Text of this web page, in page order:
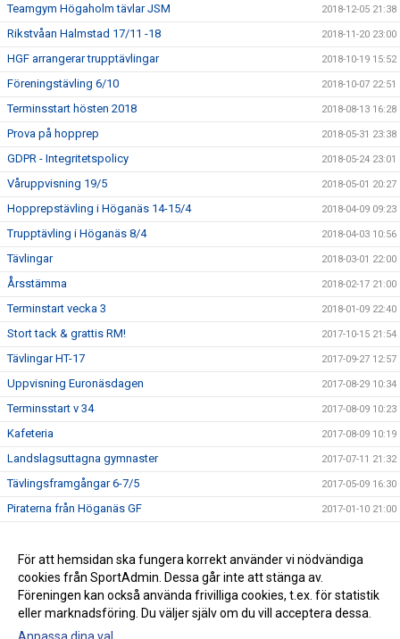
Teamgym Högaholm tävlar JSM 2018-12-05 21:38
Rikstvåan Halmstad 17/11 -18 2018-11-20 23:00
HGF arrangerar trupptävlingar 2018-10-19 15:52
Föreningstävling 6/10 2018-10-07 22:51
Terminsstart hösten 2018 2018-08-13 16:28
Prova på hopprep 2018-05-31 23:38
GDPR - Integritetspolicy 2018-05-24 23:01
Våruppvisning 19/5 2018-05-01 20:27
Hopprepstävling i Höganäs 14-15/4 2018-04-09 09:23
Trupptävling i Höganäs 8/4 2018-04-03 10:56
Tävlingar 2018-03-01 22:00
Årsstämma 2018-02-17 21:00
Terminstart vecka 3 2018-01-09 22:40
Stort tack & grattis RM! 2017-10-15 21:54
Tävlingar HT-17 2017-09-27 12:57
Uppvisning Euronäsdagen 2017-08-29 10:34
Terminsstart v 34 2017-08-09 10:23
Kafeteria 2017-08-09 10:19
Landslagsuttagna gymnaster 2017-07-11 21:32
Tävlingsframgångar 6-7/5 2017-05-09 16:30
Piraterna från Höganäs GF 2017-01-10 21:00
Swish 2015-08-31 14:03
Höganäs GF på Facebook 2015-07-13 09:48
För att hemsidan ska fungera korrekt använder vi nödvändiga
cookies från SportAdmin. Dessa går inte att stänga av.
Föreningen kan också använda frivilliga cookies, t.ex. för statistik
eller marknadsföring. Du väljer själv om du vill acceptera dessa.